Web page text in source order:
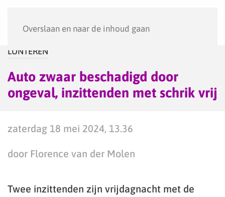
Overslaan en naar de inhoud gaan
LUNTEREN
Auto zwaar beschadigd door
ongeval, inzittenden met schrik vrij
zaterdag 18 mei 2024, 13.36
door Florence van der Molen
Twee inzittenden zijn vrijdagnacht met de